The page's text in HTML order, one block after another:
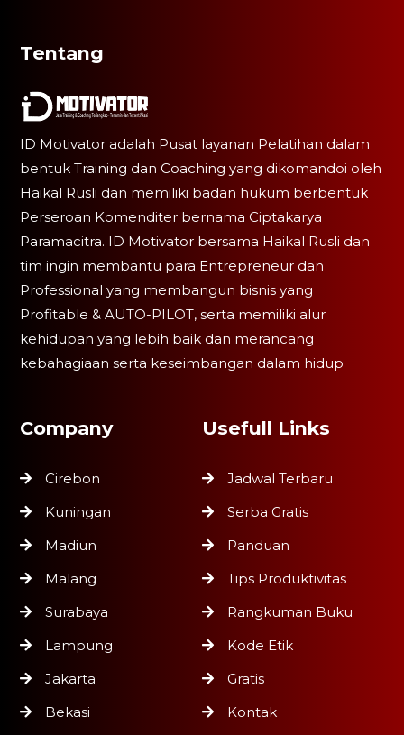
Tentang
ID Motivator adalah Pusat layanan Pelatihan dalam
bentuk Training dan Coaching yang dikomandoi oleh
Haikal Rusli dan memiliki badan hukum berbentuk
Perseroan Komenditer bernama Ciptakarya
Paramacitra. ID Motivator bersama Haikal Rusli dan
tim ingin membantu para Entrepreneur dan
Professional yang membangun bisnis yang
Profitable & AUTO-PILOT, serta memiliki alur
kehidupan yang lebih baik dan merancang
kebahagiaan serta keseimbangan dalam hidup
Company
Cirebon
Kuningan
Madiun
Malang
Surabaya
Lampung
Jakarta
Bekasi
Usefull Links
Jadwal Terbaru
Serba Gratis
Panduan
Tips Produktivitas
Rangkuman Buku
Kode Etik
Gratis
Kontak